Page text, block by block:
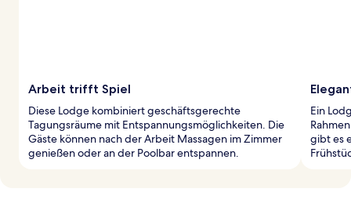
Arbeit trifft Spiel
Diese Lodge kombiniert geschäftsgerechte
Tagungsräume mit Entspannungsmöglichkeiten. Die
Gäste können nach der Arbeit Massagen im Zimmer
genießen oder an der Poolbar entspannen.
Ein
gibt es